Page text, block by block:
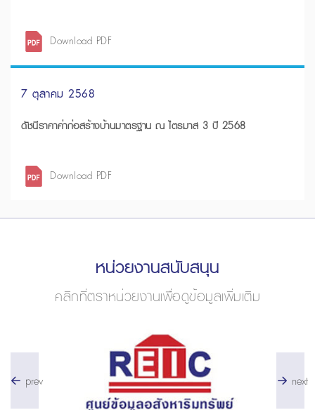
Download PDF
7 ตุลาคม 2568
ดัชนีราคาค่าก่อสร้างบ้านมาตรฐาน ณ ไตรมาส 3 ปี 2568
Download PDF
หน่วยงานสนับสนุน
คลิกที่ตราหน่วยงานเพื่อดูข้อมูลเพิ่มเติม
prev next